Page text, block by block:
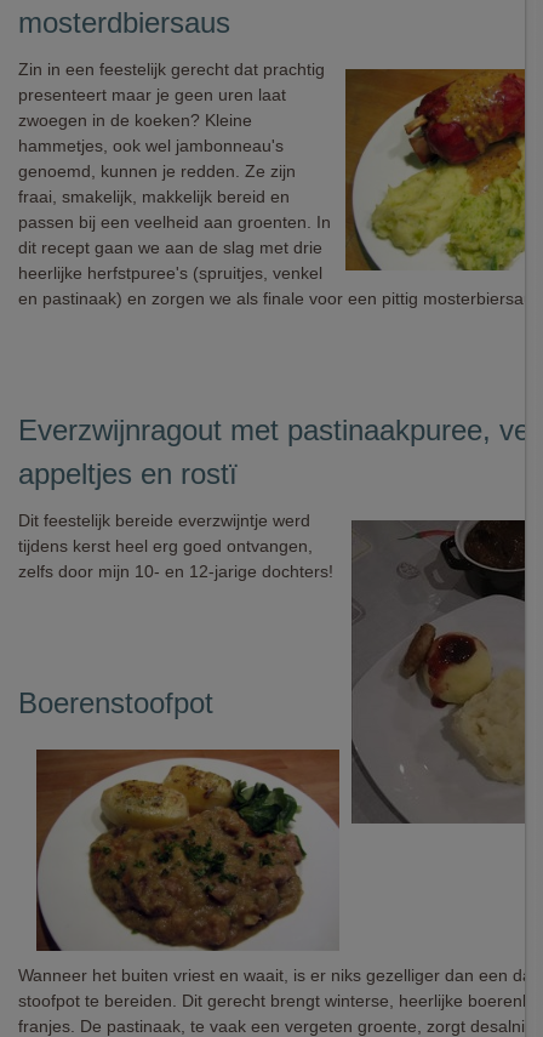
mosterdbiersaus
Zin in een feestelijk gerecht dat prachtig
presenteert maar je geen uren laat
zwoegen in de koeken? Kleine
hammetjes, ook wel jambonneau's
genoemd, kunnen je redden. Ze zijn
fraai, smakelijk, makkelijk bereid en
passen bij een veelheid aan groenten. In
dit recept gaan we aan de slag met drie
heerlijke herfstpuree's (spruitjes, venkel
en pastinaak) en zorgen we als finale voor een pittig
Everzwijnragout met pastinaakpuree,
appeltjes en rostï
Dit feestelijk bereide everzwijntje werd
tijdens kerst heel erg goed ontvangen,
zelfs door mijn 10- en 12-jarige dochters!
Boerenstoofpot
Wanneer het buiten vriest en waait, is er niks gezelliger dan een
stoofpot te bereiden. Dit gerecht brengt winterse, heerlijke
franjes. De pastinaak, te vaak een vergeten groente, zorgt